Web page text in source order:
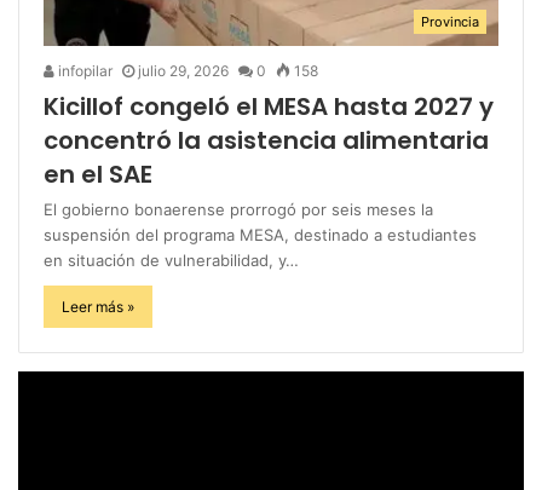
Provincia
infopilar julio 29, 2026 0 158
Kicillof congeló el MESA hasta 2027 y
concentró la asistencia alimentaria
en el SAE
El gobierno bonaerense prorrogó por seis meses la
suspensión del programa MESA, destinado a estudiantes
en situación de vulnerabilidad, y…
Leer más »